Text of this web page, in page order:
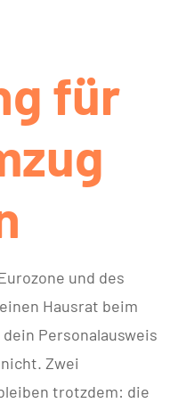
für
und des
Hausrat beim
dein Personalausweis
Zwei
trotzdem: die